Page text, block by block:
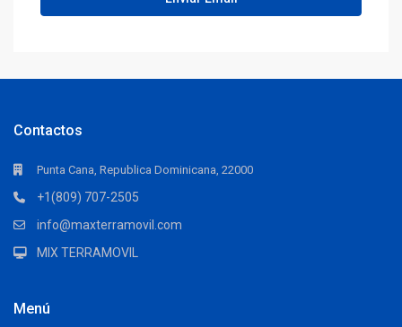
Contactos
Punta Cana, Republica Dominicana, 22000
+1(809) 707-2505
info@maxterramovil.com
MIX TERRAMOVIL
Menú